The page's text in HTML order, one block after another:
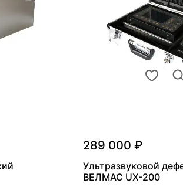
289 000 ₽
Ультразвуковой
ВЕЛМАС UX-200